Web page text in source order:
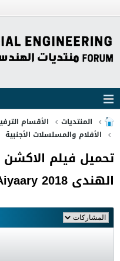
المنتديات الأقسام
الأفلام والمسلسلات الأجنبية
تحميل فيلم الاكشن
الهندى Aiyaary 2018